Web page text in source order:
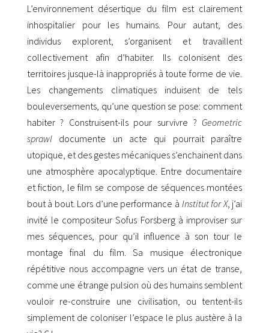
L’environnement désertique du film est clairement
inhospitalier pour les humains. Pour autant, des
individus explorent, s’organisent et travaillent
collectivement afin d’habiter. Ils colonisent des
territoires jusque-là inappropriés à toute forme de vie.
Les changements climatiques induisent de tels
bouleversements, qu’une question se pose: comment
habiter ? Construisent-ils pour survivre ? Geometric
sprawldocumente un acte qui pourrait paraître
utopique, et des gestes mécaniques s’enchainent dans
une atmosphère apocalyptique. Entre documentaire
et fiction, le film se compose de séquences montées
bout à bout. Lors d’une performance à Institut for X, j’ai
invité le compositeur Sofus Forsberg à improviser sur
mes séquences, pour qu’il influence à son tour le
montage final du film. Sa musique électronique
répétitive nous accompagne vers un état de transe,
comme une étrange pulsion où des humains semblent
vouloir re-construire une civilisation, ou tentent-ils
simplement de coloniser l’espace le plus austère à la